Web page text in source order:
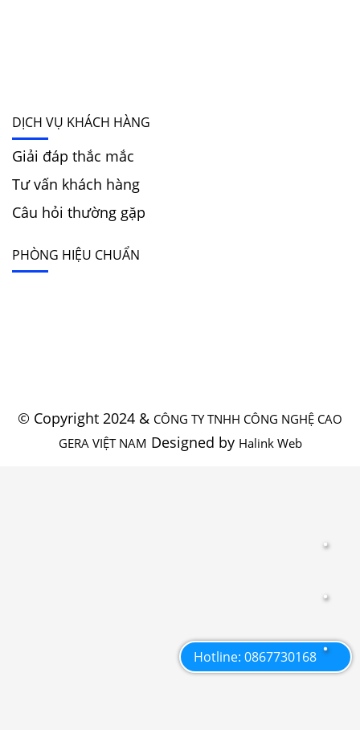
DỊCH VỤ KHÁCH HÀNG
Giải đáp thắc mắc
Tư vấn khách hàng
Câu hỏi thường gặp
PHÒNG HIỆU CHUẨN
© Copyright 2024 & CÔNG TY TNHH CÔNG NGHỆ CAO
GERA VIỆT NAM Designed by Halink Web
Hotline: 0867730168